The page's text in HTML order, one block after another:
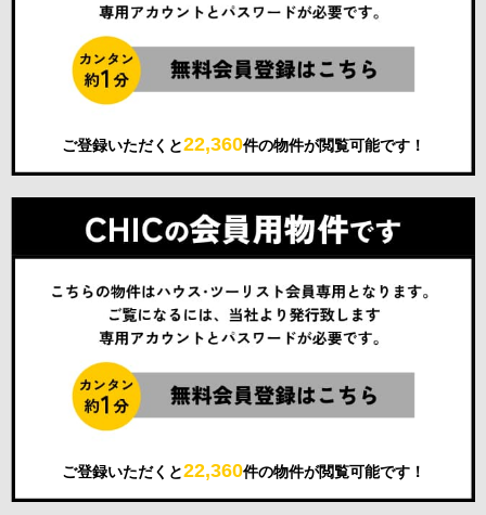
ご登録いただくと22,360件の物件が閲覧可能です！
ご登録いただくと22,360件の物件が閲覧可能です！